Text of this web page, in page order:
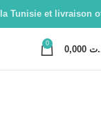
0
et livraison